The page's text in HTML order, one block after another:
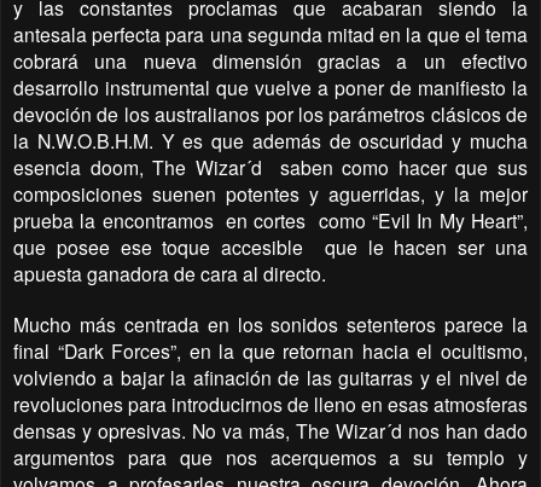
y las constantes proclamas que acabaran siendo la
antesala perfecta para una segunda mitad en la que el tema
cobrará una nueva dimensión gracias a un efectivo
desarrollo instrumental que vuelve a poner de manifiesto la
devoción de los australianos por los parámetros clásicos de
la N.W.O.B.H.M. Y es que además de oscuridad y mucha
esencia doom, The Wizar´d saben como hacer que sus
composiciones suenen potentes y aguerridas, y la mejor
prueba la encontramos en cortes como “Evil In My Heart”,
que posee ese toque accesible que le hacen ser una
apuesta ganadora de cara al directo.
Mucho más centrada en los sonidos setenteros parece la
final “Dark Forces”, en la que retornan hacia el ocultismo,
volviendo a bajar la afinación de las guitarras y el nivel de
revoluciones para introducirnos de lleno en esas atmosferas
densas y opresivas. No va más, The Wizar´d nos han dado
argumentos para que nos acerquemos a su templo y